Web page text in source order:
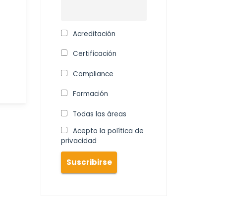
Acreditación
Certificación
Compliance
Formación
Todas las áreas
Acepto la política de
privacidad